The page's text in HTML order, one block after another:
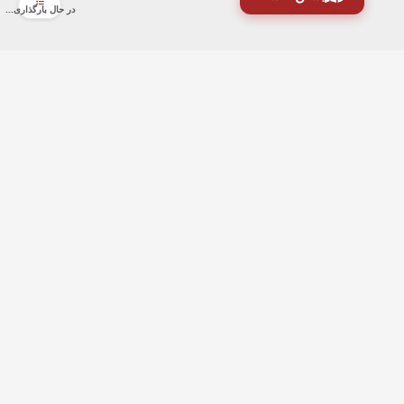
در حال بارگذاری...